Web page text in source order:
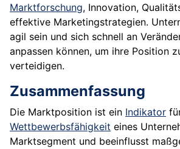
Marktforschung, Innovation,
effektive Marketingstrategien.
agil sein und sich schnell an
anpassen können, um ihre Position
verteidigen.
Zusammenfassung
Die Marktposition ist ein Indikator
Wettbewerbsfähigkeit eines
Marktsegment und beeinflusst